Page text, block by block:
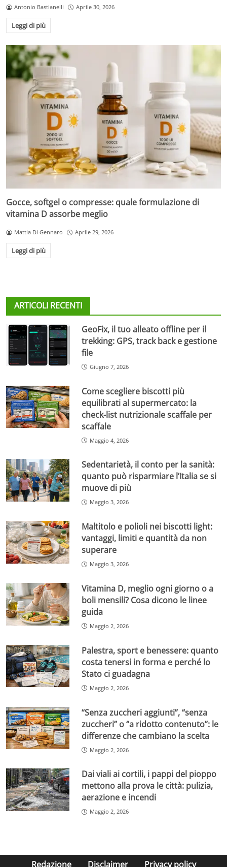
Antonio Bastianelli Aprile 30, 2026
Leggi di più
Gocce, softgel o compresse: quale formulazione di
vitamina D assorbe meglio
Mattia Di Gennaro Aprile 29, 2026
Leggi di più
ARTICOLI RECENTI
GeoFix, il tuo alleato offline per il
trekking: GPS, track back e gestione
file
Giugno 7, 2026
Come scegliere biscotti più
equilibrati al supermercato: la
check-list nutrizionale scaffale per
scaffale
Maggio 4, 2026
Sedentarietà, il conto per la sanità:
quanto può risparmiare l’Italia se si
muove di più
Maggio 3, 2026
Maltitolo e polioli nei biscotti light:
vantaggi, limiti e quantità da non
superare
Maggio 3, 2026
Vitamina D, meglio ogni giorno o a
boli mensili? Cosa dicono le linee
guida
Maggio 2, 2026
Palestra, sport e benessere: quanto
costa tenersi in forma e perché lo
Stato ci guadagna
Maggio 2, 2026
“Senza zuccheri aggiunti”, “senza
zuccheri” o “a ridotto contenuto”: le
differenze che cambiano la scelta
Maggio 2, 2026
Dai viali ai cortili, i pappi del pioppo
mettono alla prova le città: pulizia,
aerazione e incendi
Maggio 2, 2026
Redazione Disclaimer Privacy policy